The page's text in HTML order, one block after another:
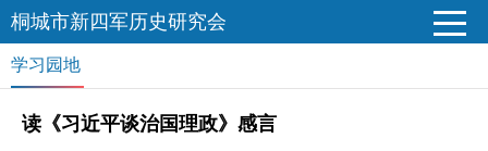
桐城市新四军历史研究会
学习园地
读《习近平谈治国理政》感言